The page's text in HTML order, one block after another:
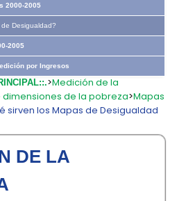
2000-2005
Desigualdad?
2005
por Ingresos
>Medición de la
dimensiones de la pobreza>Mapas
sirven los Mapas de Desigualdad
DE LA